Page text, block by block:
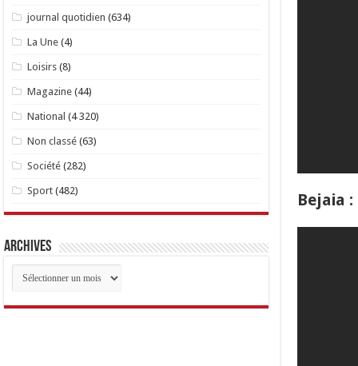
Bejaia :
journal quotidien (634)
La Une (4)
Loisirs (8)
Magazine (44)
National (4 320)
Non classé (63)
Société (282)
Sport (482)
Archives
Archives